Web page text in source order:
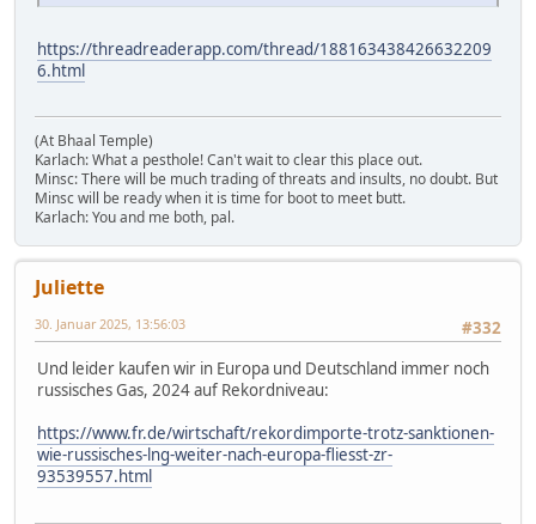
https://threadreaderapp.com/thread/188163438426632209
6.html
(At Bhaal Temple)
Karlach: What a pesthole! Can't wait to clear this place out.
Minsc: There will be much trading of threats and insults, no doubt. But
Minsc will be ready when it is time for boot to meet butt.
Karlach: You and me both, pal.
Juliette
#332
30. Januar 2025, 13:56:03
Und leider kaufen wir in Europa und Deutschland immer noch
russisches Gas, 2024 auf Rekordniveau:
https://www.fr.de/wirtschaft/rekordimporte-trotz-sanktionen-
wie-russisches-lng-weiter-nach-europa-fliesst-zr-
93539557.html